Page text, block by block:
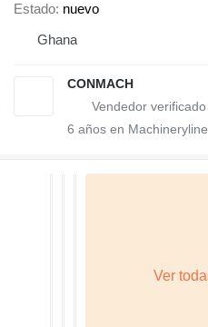
Estado nuevo
Ghana
CONMACH
6 años en Machineryline